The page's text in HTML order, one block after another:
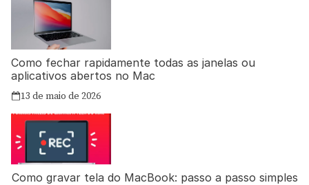
Como fechar rapidamente todas as janelas ou
aplicativos abertos no Mac
13 de maio de 2026
Como gravar tela do MacBook: passo a passo simples